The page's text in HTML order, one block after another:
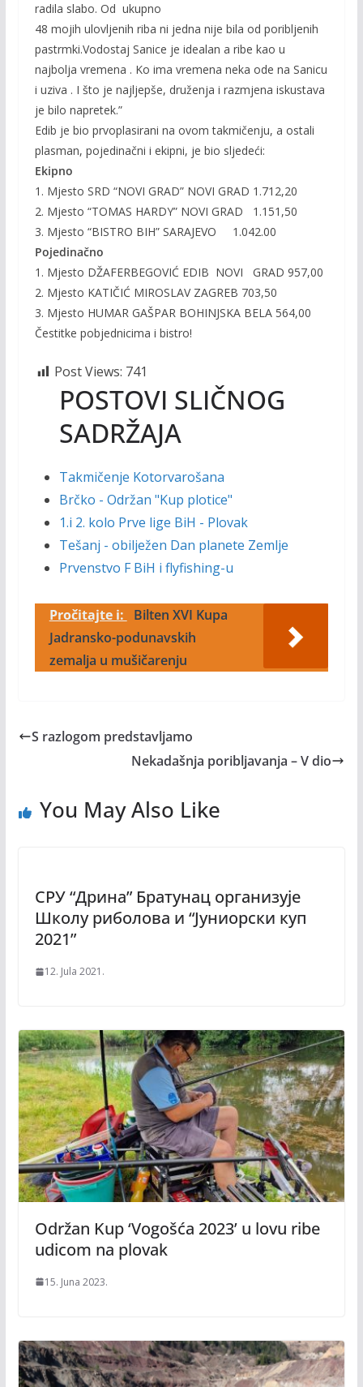
radila slabo. Od ukupno
48 mojih ulovljenih riba ni jedna nije bila od poribljenih
pastrmki.Vodostaj Sanice je idealan a ribe kao u
najbolja vremena . Ko ima vremena neka ode na Sanicu
i uziva . I što je najljepše, druženja i razmjena iskustava
je bilo napretek.”
Edib je bio prvoplasirani na ovom takmičenju, a ostali
plasman, pojedinačni i ekipni, je bio sljedeći:
Ekipno
1. Mjesto SRD “NOVI GRAD” NOVI GRAD 1.712,20
2. Mjesto “TOMAS HARDY” NOVI GRAD 1.151,50
3. Mjesto “BISTRO BIH” SARAJEVO 1.042.00
Pojedinačno
1. Mjesto DŽAFERBEGOVIĆ EDIB NOVI GRAD 957,00
2. Mjesto KATIČIĆ MIROSLAV ZAGREB 703,50
3. Mjesto HUMAR GAŠPAR BOHINJSKA BELA 564,00
Čestitke pobjednicima i bistro!
Post Views: 741
POSTOVI SLIČNOG
SADRŽAJA
Takmičenje Kotorvarošana
Brčko - Održan "Kup plotice"
1.i 2. kolo Prve lige BiH - Plovak
Tešanj - obilježen Dan planete Zemlje
Prvenstvo F BiH i flyfishing-u
Pročitajte i:
Bilten XVI Kupa
Jadransko-podunavskih
zemalja u mušičarenju
S razlogom predstavljamo
Nekadašnja poribljavanja – V dio
You May Also Like
СPУ “Дрина” Братунaц организује
Школу риболова и “Јуниорски куп
2021”
12. Jula 2021.
Održan Kup ‘Vogošća 2023’ u lovu ribe
udicom na plovak
15. Juna 2023.